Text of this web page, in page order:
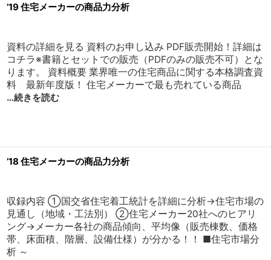
’19 住宅メーカーの商品力分析
資料の詳細を見る 資料のお申し込み PDF販売開始！詳細は
コチラ※書籍とセットでの販売（PDFのみの販売不可）とな
ります。 資料概要 業界唯一の住宅商品に関する本格調査資
料 最新年度版！ 住宅メーカーで最も売れている商品
…続きを読む
’18 住宅メーカーの商品力分析
収録内容 ①国交省住宅着工統計を詳細に分析→住宅市場の
見通し（地域・工法別） ②住宅メーカー20社へのヒアリ
ング→メーカー各社の商品傾向、平均像（販売棟数、価格
帯、床面積、階層、設備仕様）が分かる！！ ■住宅市場分
析 ～